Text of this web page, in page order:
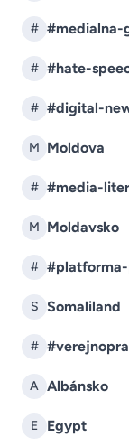
# #medialna-
# #hate-
# #digital-
M Moldova
# #media-
M Moldavsko
#
S Somaliland
#
A Albánsko
E Egypt